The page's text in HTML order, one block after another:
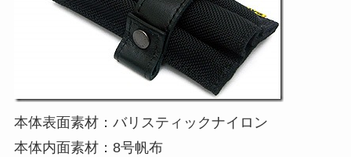
本体表面素材：バリスティックナイロン
本体内面素材：8号帆布